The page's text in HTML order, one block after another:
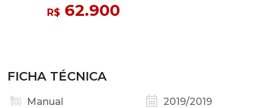
R$ 62.900
FICHA TÉCNICA
Manual 2019/2019